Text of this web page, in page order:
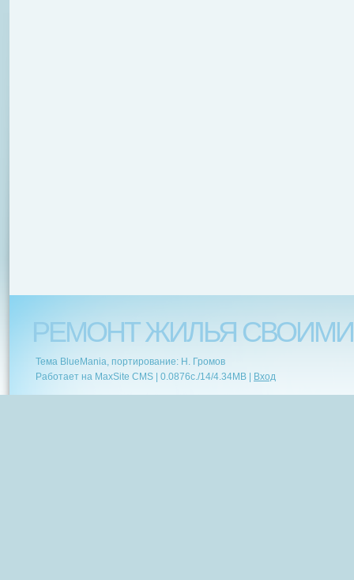
РЕМОНТ ЖИЛЬЯ
Тема BlueMania, портирование: Н. Громов
Работает на MaxSite CMS | 0.0876c./14/4.34MB | Вход